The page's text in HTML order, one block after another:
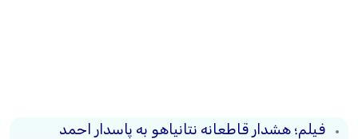
فیلم؛ هشدار قاطعانه نتانیاهو به پاسدار احمد